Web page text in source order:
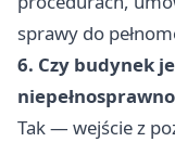
sprawy do
6. Czy budynek
Tak — wejście z